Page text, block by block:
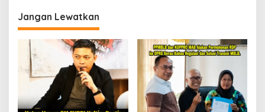
s
i
o
Jangan Lewatkan